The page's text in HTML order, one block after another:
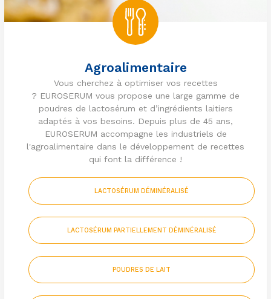
Agroalimentaire
Vous cherchez à optimiser vos recettes
? EUROSERUM vous propose une large gamme de
poudres de lactosérum et d’ingrédients laitiers
adaptés à vos besoins. Depuis plus de 45 ans,
EUROSERUM accompagne les industriels de
l'agroalimentaire dans le développement de recettes
qui font la différence !
LACTOSÉRUM DÉMINÉRALISÉ
LACTOSÉRUM PARTIELLEMENT DÉMINÉRALISÉ
POUDRES DE LAIT